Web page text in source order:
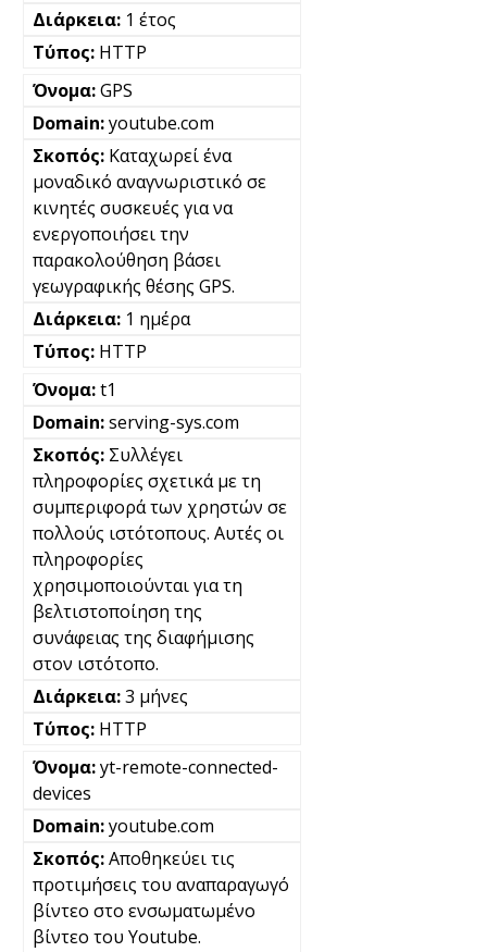
1 έτος
HTTP
GPS
youtube.com
Καταχωρεί ένα
μοναδικό αναγνωριστικό σε
κινητές συσκευές για να
ενεργοποιήσει την
παρακολούθηση βάσει
γεωγραφικής θέσης GPS.
1 ημέρα
HTTP
t1
serving-sys.com
Συλλέγει
πληροφορίες σχετικά με τη
συμπεριφορά των χρηστών σε
πολλούς ιστότοπους. Αυτές οι
πληροφορίες
χρησιμοποιούνται για τη
βελτιστοποίηση της
συνάφειας της διαφήμισης
στον ιστότοπο.
3 μήνες
HTTP
yt-remote-connected-
devices
youtube.com
Αποθηκεύει τις
προτιμήσεις του αναπαραγωγό
βίντεο στο ενσωματωμένο
βίντεο του Youtube.